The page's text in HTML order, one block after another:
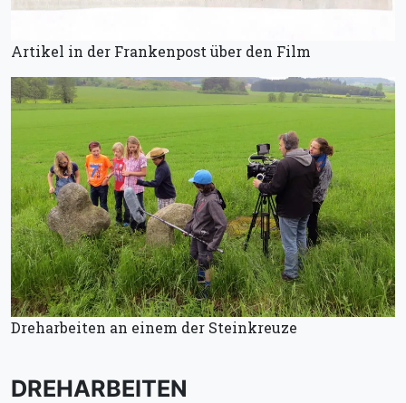
Artikel in der Frankenpost über den Film
Dreharbeiten an einem der Steinkreuze
DREHARBEITEN